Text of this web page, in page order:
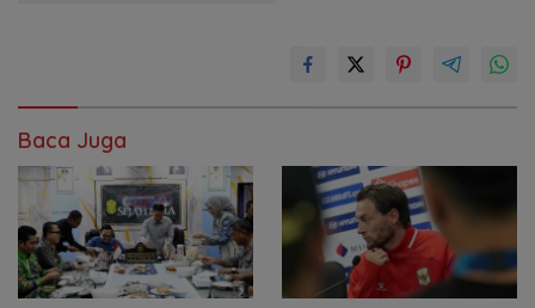
Baca Juga